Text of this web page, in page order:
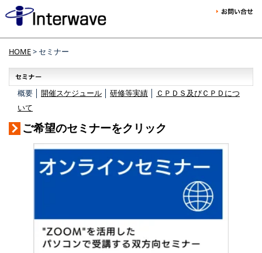
HOME> セミナー
概要 │ 開催スケジュール 研修等実績
ＣＰＤＳ及びＣＰＤにつ
いて
ご希望のセミナーをクリック